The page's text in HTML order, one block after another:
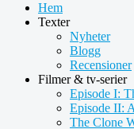
Hem
Texter
Nyheter
Blogg
Recensioner
Filmer & tv-serier
Episode I:
Episode II:
The Clone